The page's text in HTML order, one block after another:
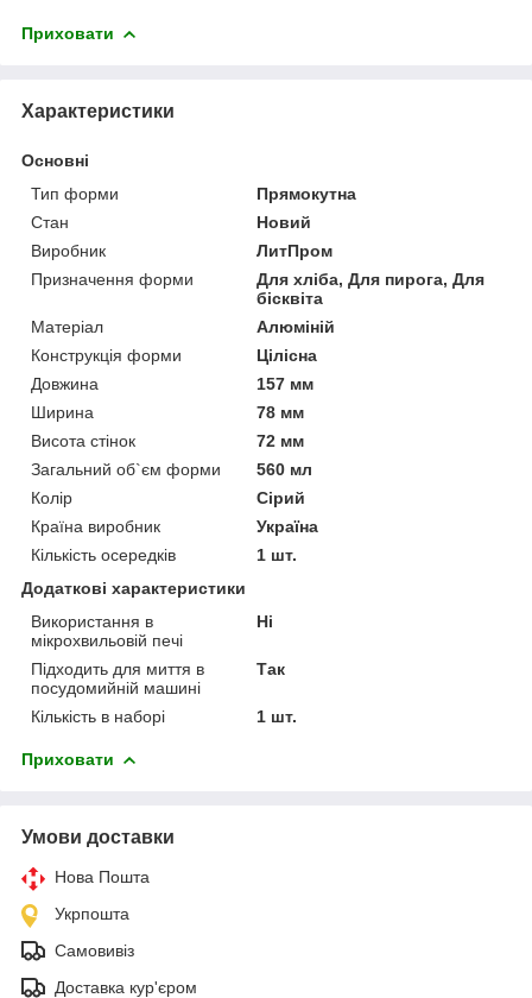
Приховати
Характеристики
Основні
Тип форми
Прямокутна
Стан
Новий
Виробник
ЛитПром
Призначення форми
Для хліба, Для пирога, Для
бісквіта
Матеріал
Алюміній
Конструкція форми
Цілісна
Довжина
157 мм
Ширина
78 мм
Висота стінок
72 мм
Загальний об`єм форми
560 мл
Колір
Сірий
Країна виробник
Україна
Кількість осередків
1 шт.
Додаткові характеристики
Використання в
мікрохвильовій печі
Ні
Підходить для миття в
посудомийній машині
Так
Кількість в наборі 1 шт.
Приховати
Умови доставки
Нова Пошта
Укрпошта
Самовивіз
Доставка кур'єром